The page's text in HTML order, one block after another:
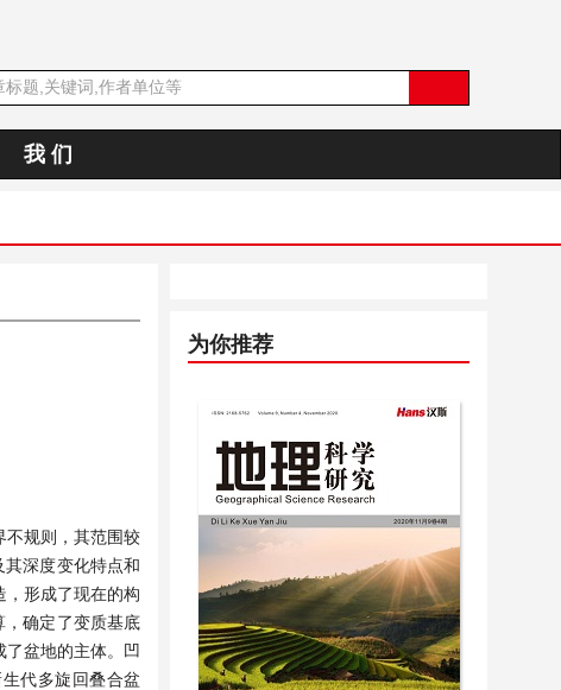
我 们
不规则，其范围较
深度变化特点和
形成了现在的构
，确定了变质基底
盆地的主体。凹
代多旋回叠合盆
为你推荐